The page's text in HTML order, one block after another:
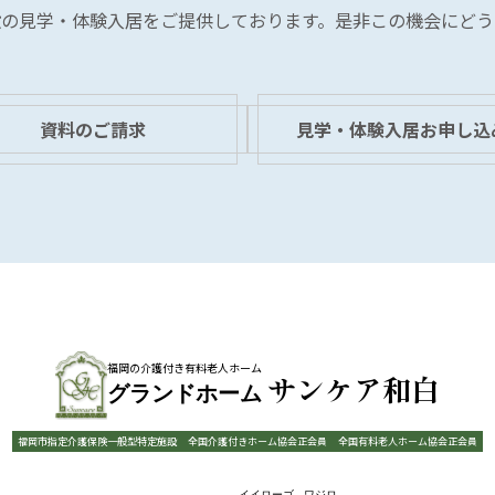
見学・体験入居を ご提供しております。 是非この機会にど
資料のご請求 見学・体験入居お申し
福岡の介護付き有料老人ホーム
グランドホーム サンケア和白
福岡市指定介護保険一般型特定施設 全国介護付きホーム協会正会員 全国有料老人ホーム協会正会員